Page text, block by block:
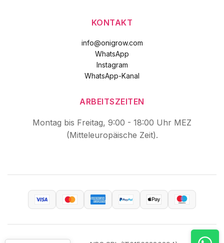
KONTAKT
info@onigrow.com
WhatsApp
Instagram
WhatsApp-Kanal
ARBEITSZEITEN
Montag bis Freitag, 9:00 - 18:00 Uhr MEZ
(Mitteleuropäische Zeit).